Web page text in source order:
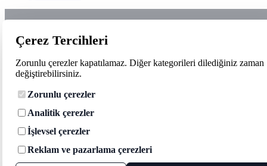
Çerez Tercihleri
Zorunlu çerezler kapatılamaz. Diğer kategorileri dilediğiniz zaman
değiştirebilirsiniz.
Zorunlu çerezler
Analitik çerezler
İşlevsel çerezler
Reklam ve pazarlama çerezleri